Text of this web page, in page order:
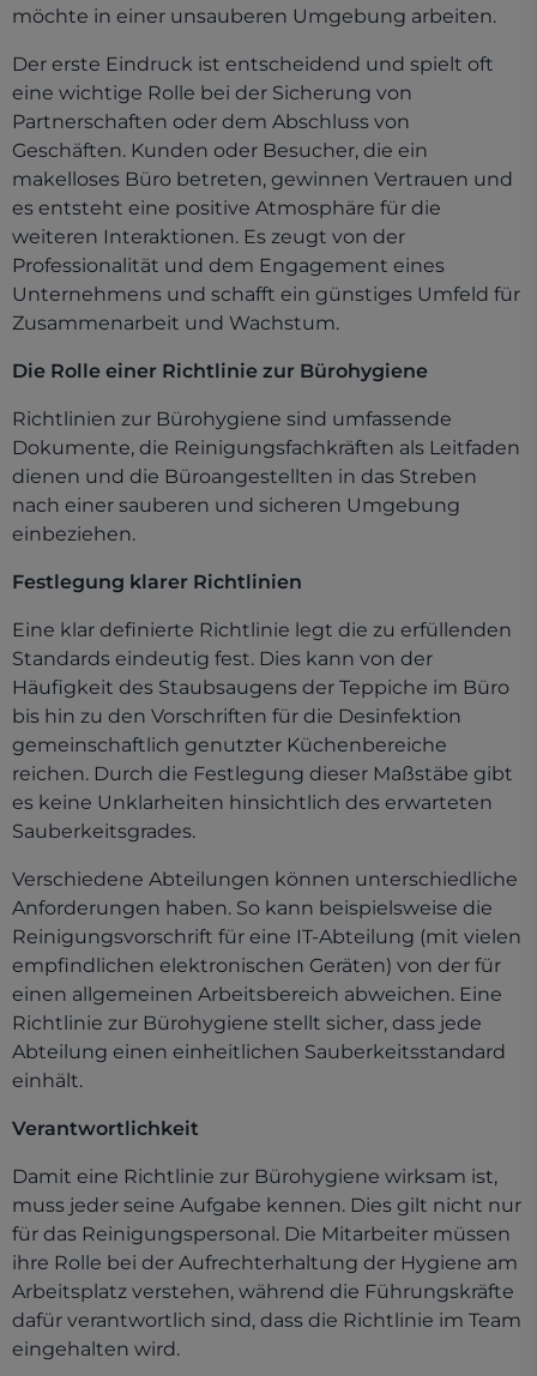
möchte in einer unsauberen Umgebung arbeiten.
Der erste Eindruck ist entscheidend und spielt oft
eine wichtige Rolle bei der Sicherung von
Partnerschaften oder dem Abschluss von
Geschäften. Kunden oder Besucher, die ein
makelloses Büro betreten, gewinnen Vertrauen und
es entsteht eine positive Atmosphäre für die
weiteren Interaktionen. Es zeugt von der
Professionalität und dem Engagement eines
Unternehmens und schafft ein günstiges Umfeld für
Zusammenarbeit und Wachstum.
Die Rolle einer Richtlinie zur Bürohygiene
Richtlinien zur Bürohygiene sind umfassende
Dokumente, die Reinigungsfachkräften als Leitfaden
dienen und die Büroangestellten in das Streben
nach einer sauberen und sicheren Umgebung
einbeziehen.
Festlegung klarer Richtlinien
Eine klar definierte Richtlinie legt die zu erfüllenden
Standards eindeutig fest. Dies kann von der
Häufigkeit des Staubsaugens der Teppiche im Büro
bis hin zu den Vorschriften für die Desinfektion
gemeinschaftlich genutzter Küchenbereiche
reichen. Durch die Festlegung dieser Maßstäbe gibt
es keine Unklarheiten hinsichtlich des erwarteten
Sauberkeitsgrades.
Verschiedene Abteilungen können unterschiedliche
Anforderungen haben. So kann beispielsweise die
Reinigungsvorschrift für eine IT-Abteilung (mit vielen
empfindlichen elektronischen Geräten) von der für
einen allgemeinen Arbeitsbereich abweichen. Eine
Richtlinie zur Bürohygiene stellt sicher, dass jede
Abteilung einen einheitlichen Sauberkeitsstandard
einhält.
Verantwortlichkeit
Damit eine Richtlinie zur Bürohygiene wirksam ist,
muss jeder seine Aufgabe kennen. Dies gilt nicht nur
für das Reinigungspersonal. Die Mitarbeiter müssen
ihre Rolle bei der Aufrechterhaltung der Hygiene am
Arbeitsplatz verstehen, während die Führungskräfte
dafür verantwortlich sind, dass die Richtlinie im Team
eingehalten wird.